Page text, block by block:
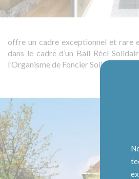
offre un cadre exceptionnel et rare
dans le cadre d’un Bail Réel
l’Organisme de Foncier Solidaire de